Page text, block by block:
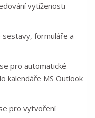
vytíženosti
sestavy, formuláře a
pro automatické
kalendáře MS Outlook
pro vytvoření